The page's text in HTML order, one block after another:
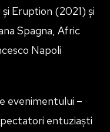
Eruption (2021) și
Spagna, Afric
Napoli
evenimentului –
entuziaști